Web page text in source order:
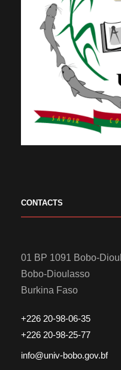
CONTACTS
01 BP 1091 Bobo-
Bobo-Dioulasso
Burkina Faso
+226 20-98-06-35
+226 20-98-25-77
info@univ-bobo.gov.bf